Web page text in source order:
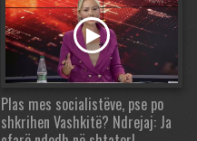
Plas mes socialistëve, pse po
shkrihen Vashkitë? Ndrejaj: Ja